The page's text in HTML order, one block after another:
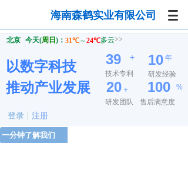
售后满意度
%
100
+
研发团队
20
年
研发经验
10
技术专利
+
39
以数字科技
推动产业发展
登录 注册
一分钟了解我们
海南森鹤实业有限公司